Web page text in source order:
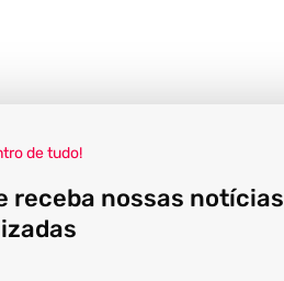
de tudo!
receba nossas notícias